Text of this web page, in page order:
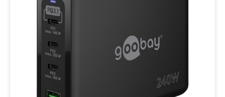
billedgalleriet